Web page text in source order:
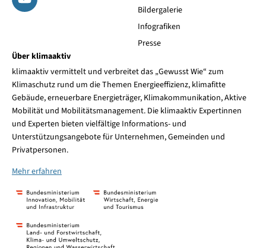
Bildergalerie
Infografiken
Presse
Über klimaaktiv
klimaaktiv vermittelt und verbreitet das „Gewusst Wie“ zum
Klimaschutz rund um die Themen Energieeffizienz, klimafitte
Gebäude, erneuerbare Energieträger, Klimakommunikation, Aktive
Mobilität und Mobilitätsmanagement. Die klimaaktiv Expertinnen
und Experten bieten vielfältige Informations- und
Unterstützungsangebote für Unternehmen, Gemeinden und
Privatpersonen.
Mehr erfahren